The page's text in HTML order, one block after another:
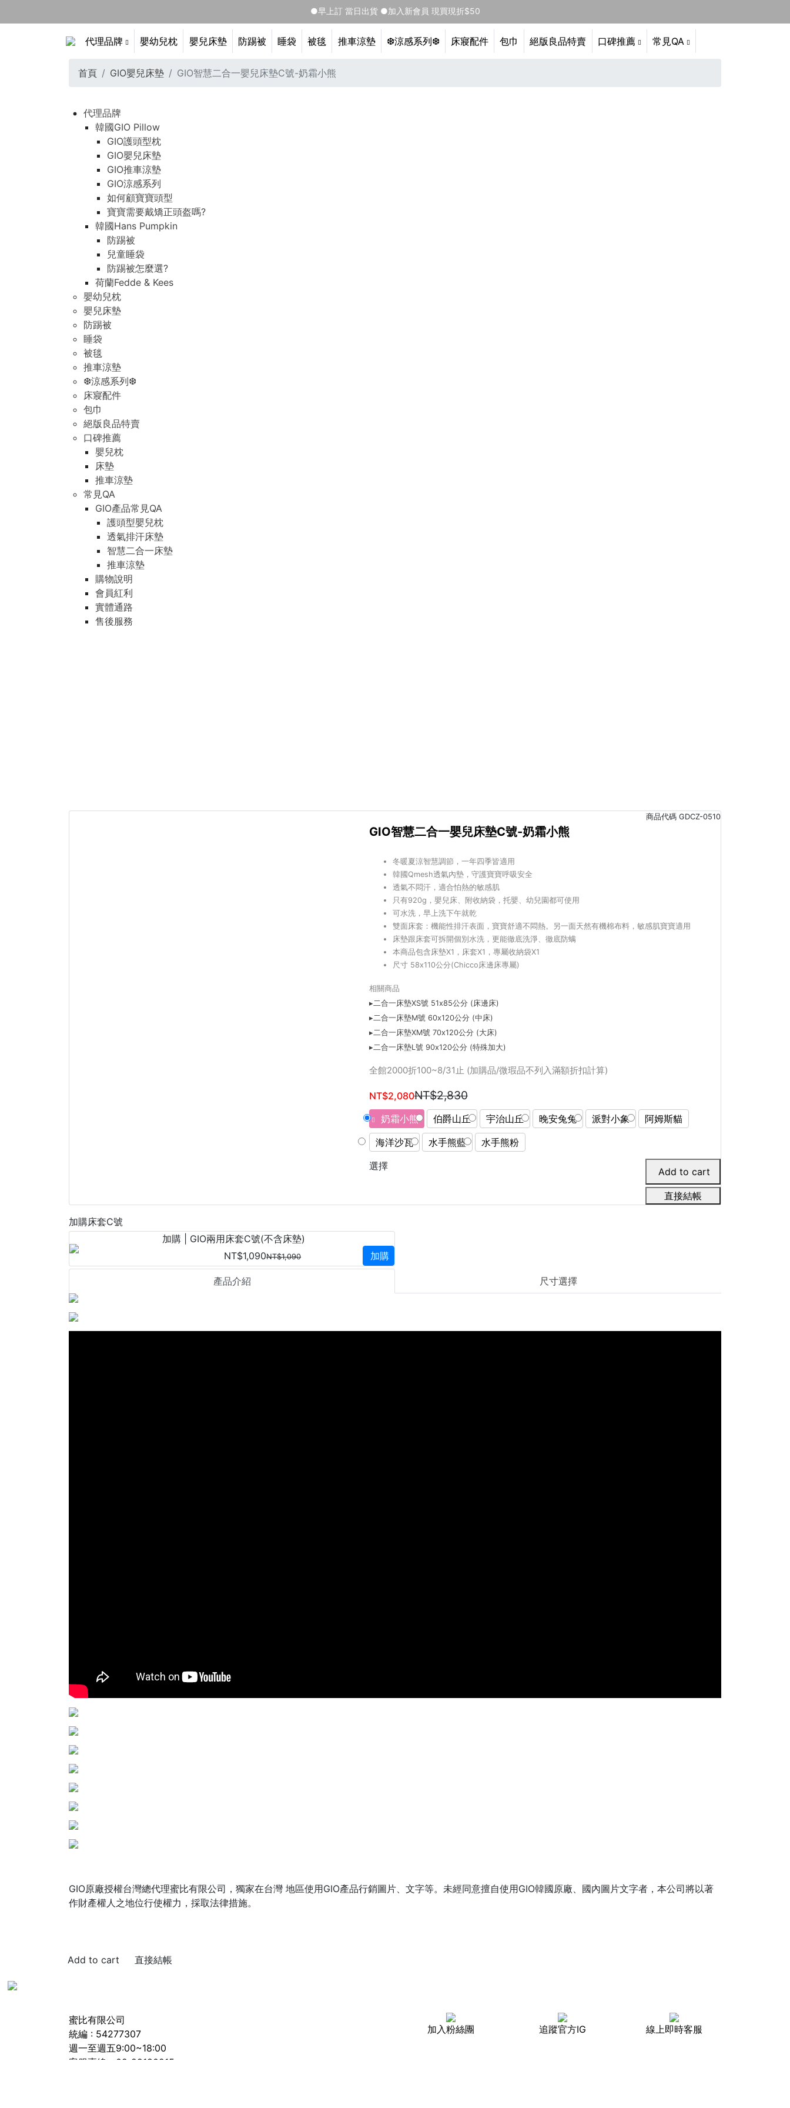
代理品牌 嬰幼兒枕 嬰兒床墊 防踢被 睡袋 被毯 推車涼墊 ❆涼感系列❆ 床寢配件 包巾 絕版良品特賣 口碑推薦 常見QA
●早上訂 當日出貨 ●加入新會員 現買現折$50
首頁 GIO嬰兒床墊 GIO智慧二合一嬰兒床墊C號-奶霜小熊
代理品牌
韓國GIO Pillow
GIO護頭型枕
GIO嬰兒床墊
GIO推車涼墊
GIO涼感系列
如何顧寶寶頭型
寶寶需要戴矯正頭盔嗎?
韓國Hans Pumpkin
防踢被
兒童睡袋
防踢被怎麼選?
荷蘭Fedde & Kees
嬰幼兒枕
嬰兒床墊
防踢被
睡袋
被毯
推車涼墊
❆涼感系列❆
床寢配件
包巾
絕版良品特賣
口碑推薦
嬰兒枕
床墊
推車涼墊
常見QA
GIO產品常見QA
護頭型嬰兒枕
透氣排汗床墊
智慧二合一床墊
推車涼墊
購物說明
會員紅利
實體通路
售後服務
商品代碼 GDCZ-0510
GIO智慧二合一嬰兒床墊C號-奶霜小熊
冬暖夏涼智慧調節，一年四季皆適用
韓國Qmesh透氣內墊，守護寶寶呼吸安全
透氣不悶汗，適合怕熱的敏感肌
只有920g，嬰兒床、附收納袋，托嬰、幼兒園都可使用
可水洗，早上洗下午就乾
雙面床套：機能性排汗表面，寶寶舒適不悶熱。另一面天然有機棉布料，敏感肌寶寶適用
床墊跟床套可拆開個別水洗，更能徹底洗淨、徹底防螨
本商品包含床墊X1，床套X1，專屬收納袋X1
尺寸 58x110公分(Chicco床邊床專屬)
相關商品
▸二合一床墊XS號 51x85公分 (床邊床)
▸ 二合一床墊M號 60x120公分 (中床)
▸ 二合一床墊XM號 70x120公分 (大床)
▸ 二合一床墊L號 90x120公分 (特殊加大)
全館2000折100~8/31止 (加購品/微瑕品不列入滿額折扣計算)
NT$2,080NT$2,830
奶霜小熊 伯爵山丘 宇治山丘 晚安兔兔 派對小象
阿姆斯貓
海洋沙瓦
水手熊藍
水手熊粉
選擇
直接結帳
加購床套C號
加購 | GIO兩用床套C號(不含床墊)
NT$1,090NT$1,090 加購
產品介紹 尺寸選擇
GIO原廠授權台灣總代理蜜比有限公司，獨家在台灣 地區使用GIO產品行銷圖片、文字等。未經同意擅自使用GIO韓國原廠、國內圖片文字者，本公司將以著
作財產權人之地位行使權力，採取法律措施。
直接結帳
蜜比有限公司
統編 : 54277307
週一至週五9:00~18:00
客服專線：02-22180215
加入粉絲團 追蹤官方IG 線上即時客服